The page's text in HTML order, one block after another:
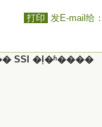
打印 发E-mail给
SSI �ļ�ʱ����